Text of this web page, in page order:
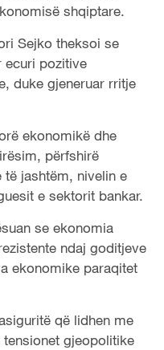
shqiptare.
Sejko theksoi se
ecuri pozitive
duke gjeneruar rritje
ekonomikë dhe
përfshirë
jashtëm, nivelin e
e sektorit bankar.
se ekonomia
ndaj goditjeve
ekonomike paraqitet
që lidhen me
gjeopolitike